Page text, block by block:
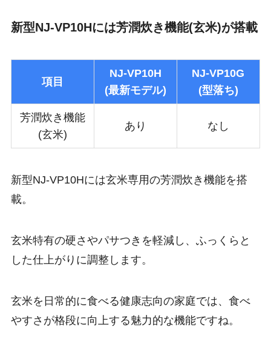
新型NJ-VP10Hには芳潤炊き機能(玄米)が搭載
項目
NJ-VP10H
(最新モデル)
NJ-VP10G
(型落ち)
芳潤炊き機能
(玄米)
あり なし
新型NJ-VP10Hには玄米専用の芳潤炊き機能を搭
載。
玄米特有の硬さやパサつきを軽減し、ふっくらと
した仕上がりに調整します。
玄米を日常的に食べる健康志向の家庭では、食べ
やすさが格段に向上する魅力的な機能ですね。